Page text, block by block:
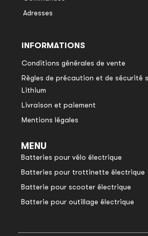
Adresses
INFORMATIONS
Conditions générales de vente
Règles de précaution et de sécurité
Lithium
Livraison et paiement
Mentions légales
MENU
Batteries pour vélo électrique
Batteries pour trottinette électrique
Batterie pour scooter électrique
Batterie pour outillage électrique